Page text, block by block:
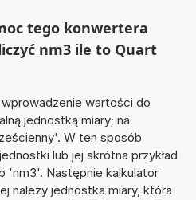
tego konwertera
nm3 ile to Quart
wartości do
jednostką miary; na
W ten sposób
lub jej skrótna przykład
'nm3'. Następnie kalkulator
należy jednostka miary, która